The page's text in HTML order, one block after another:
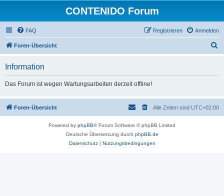
CONTENIDO Forum
FAQ Anmelden
Registrieren
Foren-Übersicht
Information
Das Forum ist wegen Wartungsarbeiten derzeit offline!
Foren-Übersicht Alle Zeiten sind UTC+02:00
Powered by phpBB® Forum Software © phpBB Limited
Deutsche Übersetzung durch phpBB.de
Datenschutz| Nutzungsbedingungen